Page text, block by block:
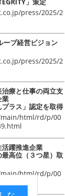
press/2025/2
プ経営ビジョン
press/2025/2
療と仕事の両立支
業
プラス」認定を取得
html/rd/p/00
躍推進企業
最高位（３つ星）取
html/rd/p/00